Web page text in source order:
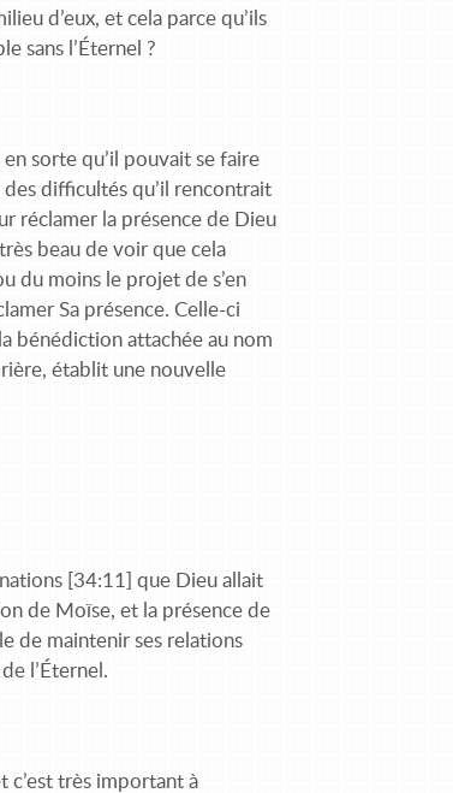
d’eux, et cela parce qu’ils
sans l’Éternel ?
sorte qu’il pouvait se faire
difficultés qu’il rencontrait
réclamer la présence de Dieu
beau de voir que cela
du moins le projet de s’en
Sa présence. Celle-ci
bénédiction attachée au nom
établit une nouvelle
[34:11] que Dieu allait
de Moïse, et la présence de
de maintenir ses relations
l’Éternel.
c’est très important à